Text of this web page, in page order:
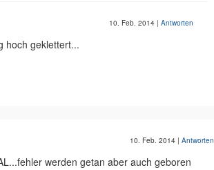
10. Feb. 2014 | Antworten
hoch geklettert...
10. Feb. 2014 | Antworten
werden getan aber auch geboren